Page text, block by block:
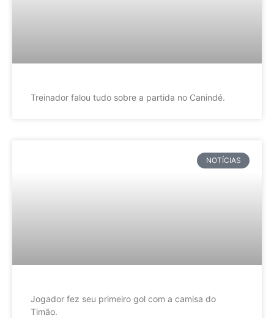
Treinador falou tudo sobre a partida no Canindé.
NOTÍCIAS
Jogador fez seu primeiro gol com a camisa do
Timão.